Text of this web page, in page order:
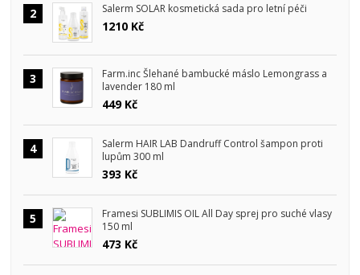
2 Salerm SOLAR kosmetická sada pro letní péči
1210 Kč
3
Farm.inc Šlehané bambucké máslo Lemongrass a
lavender 180 ml
449 Kč
4
Salerm HAIR LAB Dandruff Control šampon proti
lupům 300 ml
393 Kč
5
Framesi SUBLIMIS OIL All Day sprej pro suché vlasy
150 ml
473 Kč